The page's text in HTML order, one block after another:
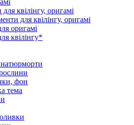
квілінгу, оригамі
для квілінгу, оригамі
оригамі
квілінгу*
фон
тема